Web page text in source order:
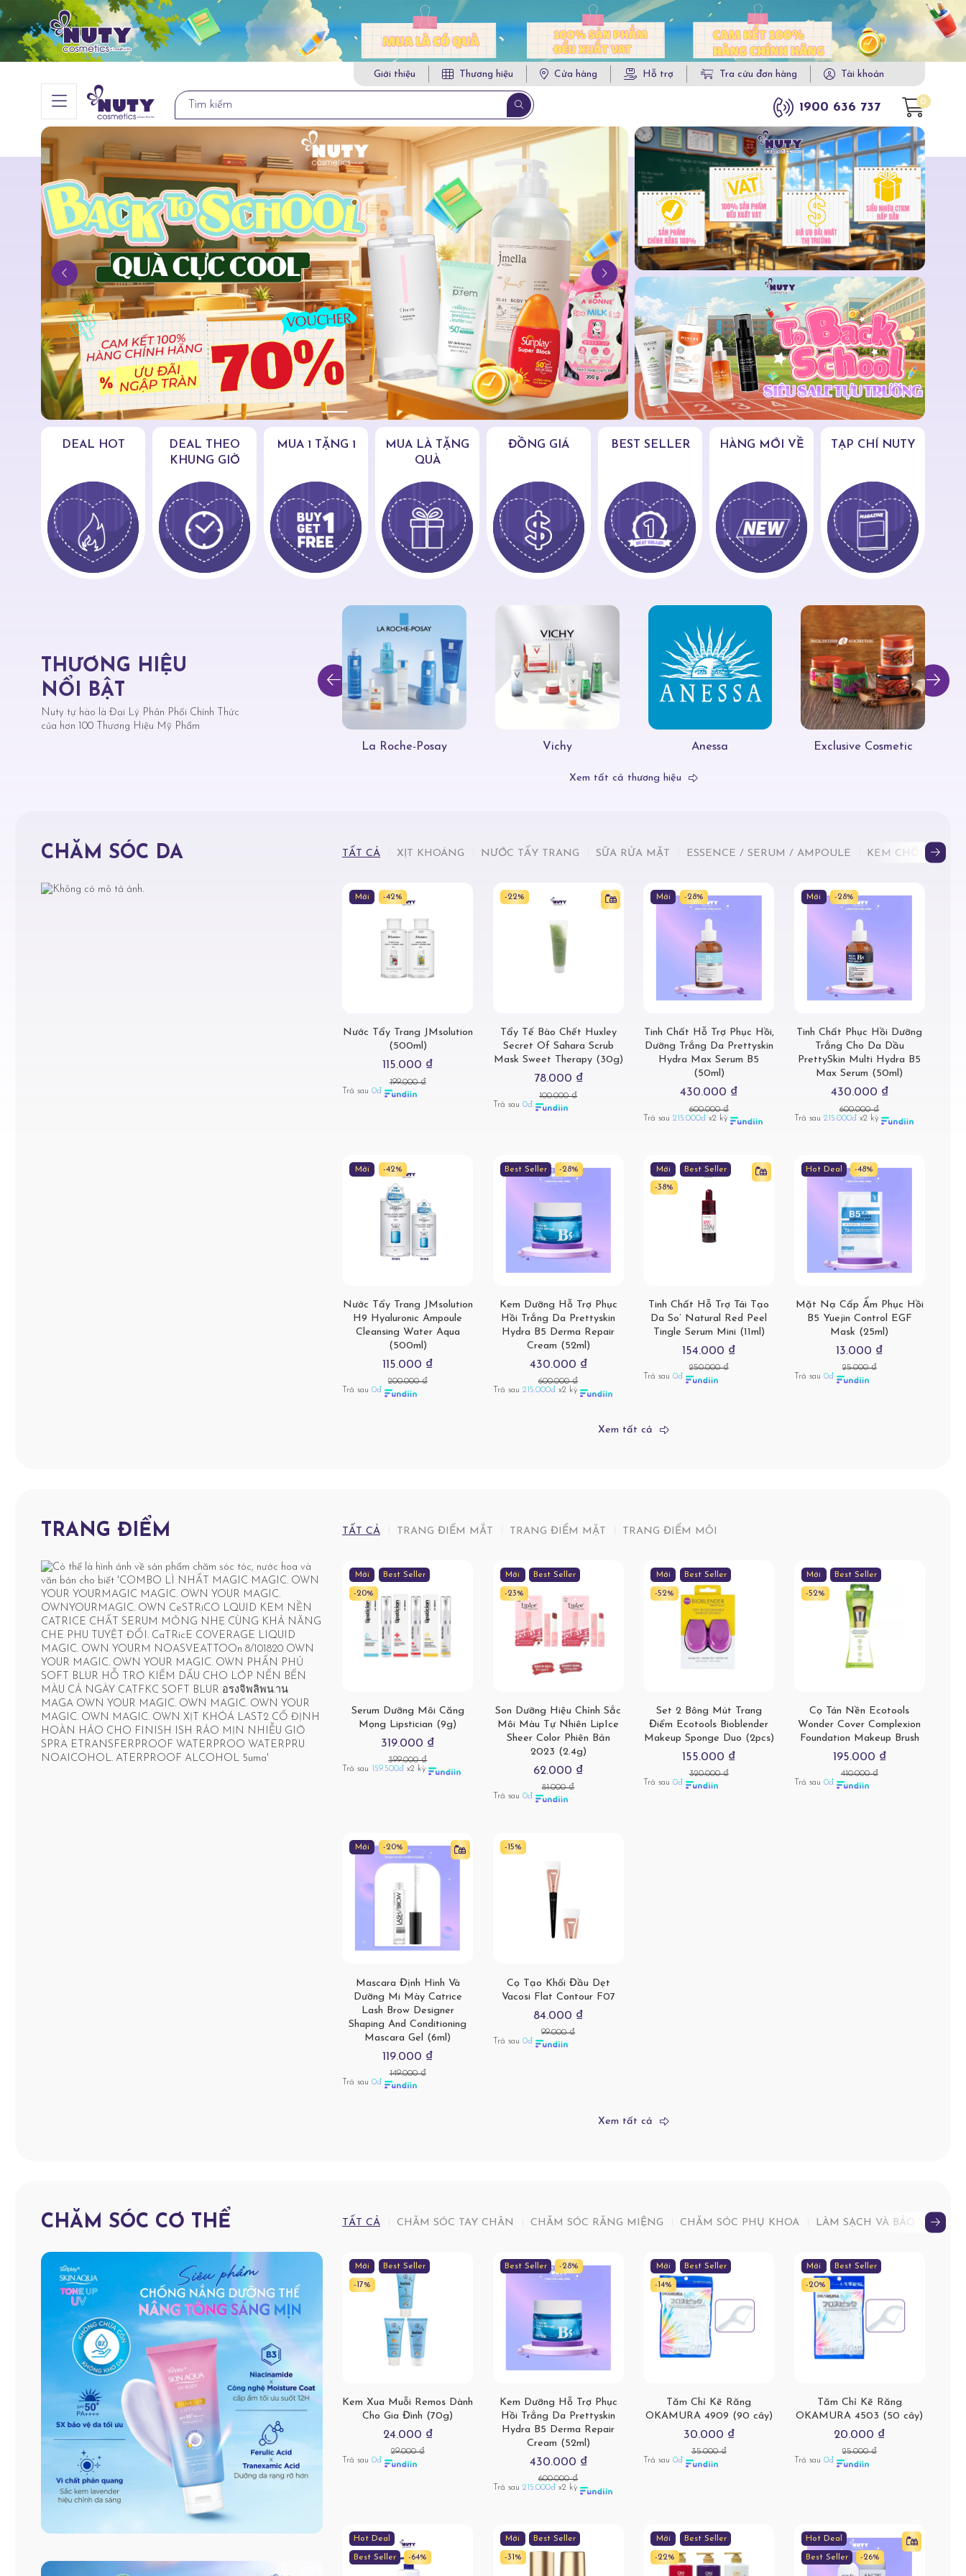
Giới thiệu Thương hiệu Cửa hàng Hỗ trợ Tra cứu đơn hàng Tài khoản
1900 636 737 0
DEAL HOT
DEAL THEO
KHUNG GIỜ
MUA 1 TẶNG 1
MUA LÀ TẶNG
QUÀ
ĐỒNG GIÁ BEST SELLER HÀNG MỚI VỀ TẠP CHÍ NUTY
THƯƠNG HIỆU
NỔI BẬT
Nuty tự hào là Đại Lý Phân Phối Chính Thức
của hơn 100 Thương Hiệu Mỹ Phẩm
La Roche-Posay Vichy Anessa Exclusive Cosmetic
Xem tất cả thương hiệu
CHĂM SÓC DA TẤT CẢ XỊT KHOÁNG NƯỚC TẨY TRANG SỮA RỬA MẶT ESSENCE / SERUM / AMPOULE KEM CHỐNG
Mới -42%
Nước Tẩy Trang JMsolution
(500ml)
115.000 ₫
199.000 ₫
Trả sau0đ
-22%
Tẩy Tế Bào Chết Huxley
Secret Of Sahara Scrub
Mask Sweet Therapy (30g)
78.000 ₫
100.000 ₫
Trả sau 0đ
Mới -28%
Tinh Chất Hỗ Trợ Phục Hồi,
Dưỡng Trắng Da Prettyskin
Hydra Max Serum B5
(50ml)
430.000 ₫
600.000 ₫
Trả sau215.000đ x2 kỳ
Mới -28%
Tinh Chất Phục Hồi Dưỡng
Trắng Cho Da Dầu
PrettySkin Multi Hydra B5
Max Serum (50ml)
430.000 ₫
600.000 ₫
Trả sau 215.000đx2 kỳ
Mới -42%
Nước Tẩy Trang JMsolution
H9 Hyaluronic Ampoule
Cleansing Water Aqua
(500ml)
115.000 ₫
200.000 ₫
Trả sau0đ
Best Seller -28%
Kem Dưỡng Hỗ Trợ Phục
Hồi Trắng Da Prettyskin
Hydra B5 Derma Repair
Cream (52ml)
430.000 ₫
600.000 ₫
Trả sau 215.000đ x2 kỳ
Mới Best Seller
-38%
Tinh Chất Hỗ Trợ Tái Tạo
Da So’ Natural Red Peel
Tingle Serum Mini (11ml)
154.000 ₫
250.000 ₫
Trả sau0đ
Hot Deal -48%
Mặt Nạ Cấp Ẩm Phục Hồi
B5 Yuejin Control EGF
Mask (25ml)
13.000 ₫
25.000 ₫
Trả sau 0đ
Xem tất cả
TRANG ĐIỂM TẤT CẢ TRANG ĐIỂM MẮT TRANG ĐIỂM MẶT TRANG ĐIỂM MÔI
Mới Best Seller
-20%
Serum Dưỡng Môi Căng
Mọng Lipstician (9g)
319.000 ₫
399.000 ₫
Trả sau 159.500đ x2 kỳ
Mới Best Seller
-23%
Son Dưỡng Hiệu Chỉnh Sắc
Môi Màu Tự Nhiên LipIce
Sheer Color Phiên Bản
2023 (2.4g)
62.000 ₫
81.000 ₫
Trả sau 0đ
Mới Best Seller
-52%
Set 2 Bông Mút Trang
Điểm Ecotools Bioblender
Makeup Sponge Duo (2pcs)
155.000 ₫
320.000 ₫
Trả sau0đ
Mới Best Seller
-52%
Cọ Tán Nền Ecotools
Wonder Cover Complexion
Foundation Makeup Brush
195.000 ₫
410.000 ₫
Trả sau 0đ
Mới -20%
Mascara Định Hình Và
Dưỡng Mi Mày Catrice
Lash Brow Designer
Shaping And Conditioning
Mascara Gel (6ml)
119.000 ₫
149.000 ₫
Trả sau0đ
-15%
Cọ Tạo Khối Đầu Dẹt
Vacosi Flat Contour F07
84.000 ₫
99.000 ₫
Trả sau 0đ
Xem tất cả
CHĂM SÓC CƠ THỂ TẤT CẢ CHĂM SÓC TAY CHÂN CHĂM SÓC RĂNG MIỆNG CHĂM SÓC PHỤ KHOA LÀM SẠCH VÀ BẢO VỆ CƠ
Mới Best Seller
-17%
Kem Xua Muỗi Remos Dành
Cho Gia Đình (70g)
24.000 ₫
29.000 ₫
Trả sau0đ
Best Seller -28%
Kem Dưỡng Hỗ Trợ Phục
Hồi Trắng Da Prettyskin
Hydra B5 Derma Repair
Cream (52ml)
430.000 ₫
600.000 ₫
Trả sau 215.000đx2 kỳ
Mới Best Seller
-14%
Tăm Chỉ Kẽ Răng
OKAMURA 4909 (90 cây)
30.000 ₫
35.000 ₫
Trả sau0đ
Mới Best Seller
-20%
Tăm Chỉ Kẽ Răng
OKAMURA 4503 (50 cây)
20.000 ₫
25.000 ₫
Trả sau 0đ
Hot Deal
Best Seller -64%
Mới Best Seller
-31%
Mới Best Seller
-22%
Hot Deal
Best Seller -26%